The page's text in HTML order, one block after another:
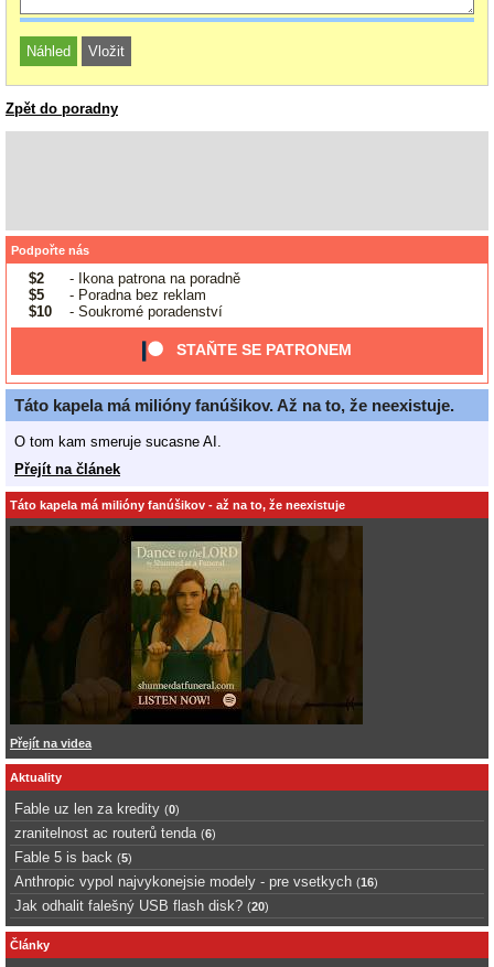
Zpět do poradny
Podpořte nás
$2
- Ikona patrona na poradně
$5
- Poradna bez reklam
$10
- Soukromé poradenství
STAŇTE SE PATRONEM
Táto kapela má milióny fanúšikov. Až na to, že neexistuje.
O tom kam smeruje sucasne AI.
Přejít na článek
Táto kapela má milióny fanúšikov - až na to, že neexistuje
Přejít na videa
Aktuality
Fable uz len za kredity (0)
zranitelnost ac routerů tenda (6)
Fable 5 is back (5)
Anthropic vypol najvykonejsie modely - pre vsetkych (16)
Jak odhalit falešný USB flash disk? (20)
Články